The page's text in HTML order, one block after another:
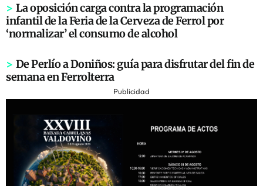
> La oposición carga contra la programación
infantil de la Feria de la Cerveza de Ferrol por
‘normalizar’ el consumo de alcohol
> De Perlío a Doniños: guía para disfrutar del fin de
semana en Ferrolterra
Publicidad